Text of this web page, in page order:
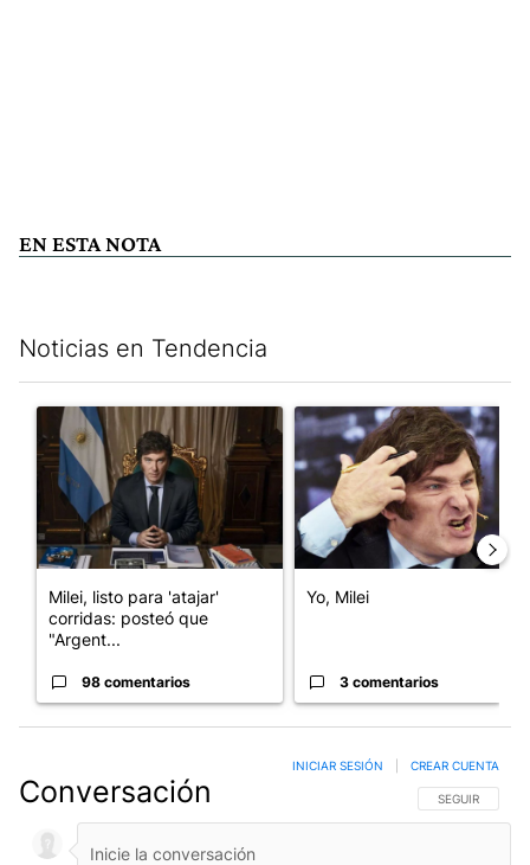
EN ESTA NOTA
Noticias en Tendencia
Un artículo de tendencia con el título "Milei, listo para 'atajar'
Milei, listo para 'atajar'
corridas: posteó que
"Argent...
98 comentarios
Un artículo de tendencia con
Yo, Milei
3 comentarios
Conversación SIGA ESTA
SEGUIR
INICIAR SESIÓN CREAR CUENTA